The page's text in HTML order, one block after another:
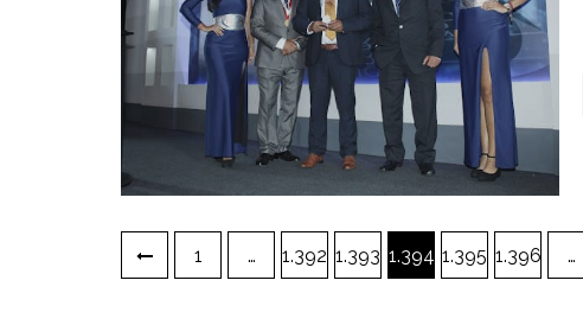
Paginación
de
1 … 1.392 1.393 1.394 1.395 1.396 …